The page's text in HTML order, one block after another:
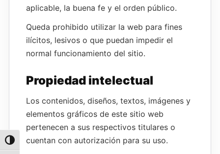
Alternar alto contraste
aplicable, la buena fe y el orden público.
Queda prohibido utilizar la web para fines
ilícitos, lesivos o que puedan impedir el
normal funcionamiento del sitio.
Propiedad intelectual
Los contenidos, diseños, textos, imágenes y
elementos gráficos de este sitio web
pertenecen a sus respectivos titulares o
cuentan con autorización para su uso.